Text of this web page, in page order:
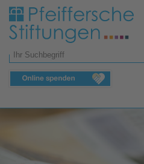
Zum Hauptinhalt springen
Suchformular